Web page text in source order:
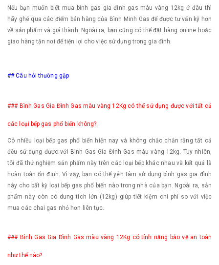
Nếu bạn muốn biết mua bình gas gia đình gas màu vàng 12kg ở đâu thì
hãy ghé qua các điểm bán hàng của Bình Minh Gas để được tư vấn kỹ hơn
về sản phẩm và giá thành. Ngoài ra, bạn cũng có thể đặt hàng online hoặc
giao hàng tận nơi để tiện lợi cho việc sử dụng trong gia đình.
## Câu hỏi thường gặp
### Bình Gas Gia Đình Gas màu vàng 12Kg có thể sử dụng được với tất cả
các loại bếp gas phổ biến không?
Có nhiều loại bếp gas phổ biến hiện nay và không chắc chắn rằng tất cả
đều sử dụng được với Bình Gas Gia Đình Gas màu vàng 12kg. Tuy nhiên,
tôi đã thử nghiệm sản phẩm này trên các loại bếp khác nhau và kết quả là
hoàn toàn ổn định. Vì vậy, bạn có thể yên tâm sử dụng bình gas gia đình
này cho bất kỳ loại bếp gas phổ biến nào trong nhà của bạn. Ngoài ra, sản
phẩm này còn có dung tích lớn (12kg) giúp tiết kiệm chi phí so với việc
mua các chai gas nhỏ hơn liên tục.
### Bình Gas Gia Đình Gas màu vàng 12Kg có tính năng bảo vệ an toàn
như thế nào?